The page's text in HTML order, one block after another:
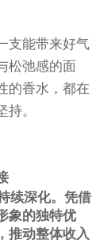
支能带来好气
松弛感的面
的香水，都在
。
续深化。凭借
象的独特优
推动整体收入